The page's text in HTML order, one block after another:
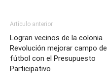
Artículo anterior
Logran vecinos de la colonia
Revolución mejorar campo de
fútbol con el Presupuesto
Participativo